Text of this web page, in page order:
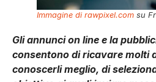
Immagine di rawpixel.com su
Gli annunci on line e la
consentono di ricavare molti
conoscerli meglio, di